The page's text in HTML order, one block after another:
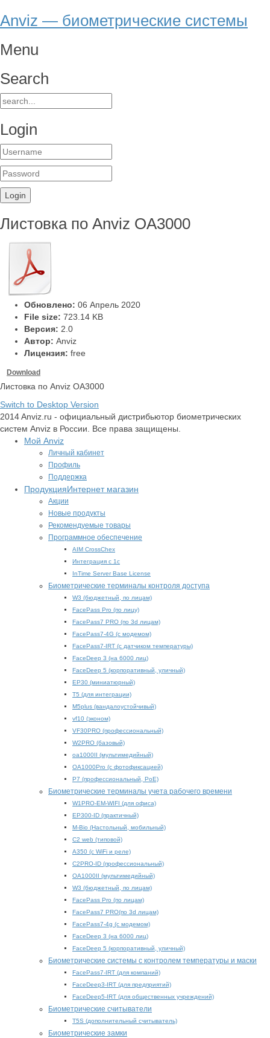
Anviz — биометрические системы
Menu
Search
Login
Листовка по Anviz OA3000
Обновлено: 06 Апрель 2020
File size: 723.14 KB
Версия: 2.0
Автор: Anviz
Лицензия: free
Download
Листовка по Anviz OA3000
Switch to Desktop Version
2014 Anviz.ru - официальный дистрибьютор биометрических
систем Anviz в России. Все права защищены.
Мой Anviz
Личный кабинет
Профиль
Поддержка
ПродукцияИнтернет магазин
Акции
Новые продукты
Рекомендуемые товары
Программное обеспечение
AIM CrossChex
Интеграция с 1с
InTime Server Base License
Биометрические терминалы контроля доступа
W3 (бюджетный, по лицам)
FacePass Pro (по лицу)
FacePass7 PRO (по 3d лицам)
FacePass7-4G (с модемом)
FacePass7-IRT (с датчиком температуры)
FaceDeep 3 (на 6000 лиц)
FaceDeep 5 (корпоративный, уличный)
EP30 (миниатюрный)
T5 (для интеграции)
M5plus (вандалоустойчивый)
vf10 (эконом)
VF30PRO (профессиональный)
W2PRO (базовый)
oa1000II (мультимедийный)
OA1000Pro (с фотофиксацией)
P7 (профессиональный, PoE)
Биометрические терминалы учета рабочего времени
W1PRO-EM-WIFI (для офиса)
EP300-ID (практичный)
M-Bio (Настольный, мобильный)
С2 web (типовой)
A350 (с WiFi и реле)
C2PRO-ID (профессиональный)
OA1000II (мультимедийный)
W3 (бюджетный, по лицам)
FacePass Pro (по лицам)
FacePass7 PRO(по 3d лицам)
FacePass7-4g (с модемом)
FaceDeep 3 (на 6000 лиц)
FaceDeep 5 (корпоративный, уличный)
Биометрические системы с контролем температуры и маски
FacePass7-IRT (для компаний)
FaceDeep3-IRT (для предприятий)
FaceDeep5-IRT (для общественных учреждений)
Биометрические считыватели
T5S (дополнительный считыватель)
Биометрические замки